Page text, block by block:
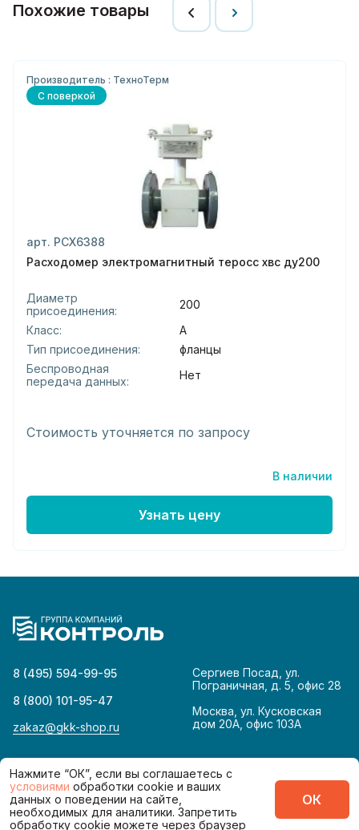
Похожие товары
Производитель : ТехноТерм
С поверкой
арт. РСХ6388
Расходомер электромагнитный теросс хвс ду200
Диаметр
присоединения:
200
Класс:
А
Тип присоединения:
фланцы
Беспроводная
передача данных:
Нет
Стоимость уточняется по запросу
В наличии
Узнать цену
8 (495) 594-99-95
8 (800) 101-95-47
zakaz@gkk-shop.ru
Сергиев Посад, ул.
Пограничная, д. 5, офис 28
Москва, ул. Кусковская
дом 20А, офис 103А
© 2026Политика конфиденциальности
Сделано в
Нажмите “ОК”, если вы соглашаетесь с
условиями обработки cookie и ваших
данных о поведении на сайте,
необходимых для аналитики. Запретить
обработку cookie можете через браузер
ОК